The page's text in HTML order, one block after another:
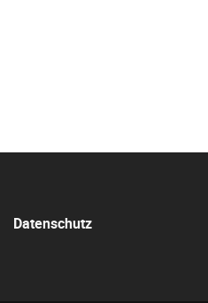
Datenschutz